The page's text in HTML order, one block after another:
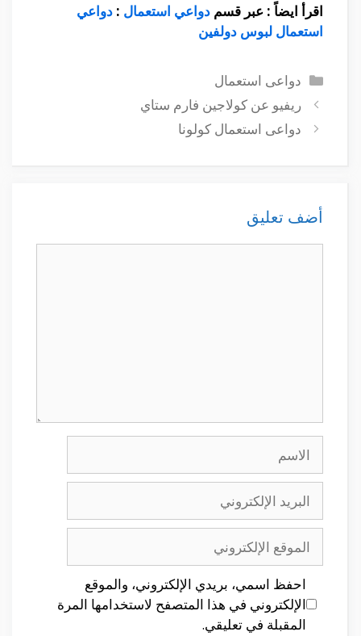
اقرأ ايضاً : عبر قسم دواعي استعمال : دواعي
استعمال لبوس دولفين
التصنيفات
دواعى استعمال
ريفيو عن كولاجين فارم ستاي
دواعى استعمال كولونا
أضف تعليق
الإلكتروني
الإلكتروني
احفظ اسمي، بريدي الإلكتروني، والموقع
الإلكتروني في هذا المتصفح لاستخدامها المرة
المقبلة في تعليقي.